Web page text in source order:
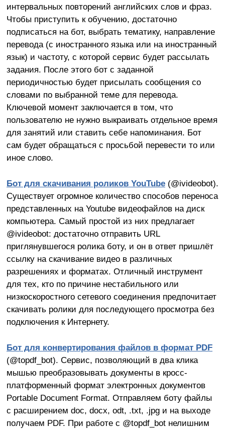
интервальных повторений английских слов и фраз.
Чтобы приступить к обучению, достаточно
подписаться на бот, выбрать тематику, направление
перевода (с иностранного языка или на иностранный
язык) и частоту, с которой сервис будет рассылать
задания. После этого бот с заданной
периодичностью будет присылать сообщения со
словами по выбранной теме для перевода.
Ключевой момент заключается в том, что
пользователю не нужно выкраивать отдельное время
для занятий или ставить себе напоминания. Бот
сам будет обращаться с просьбой перевести то или
иное слово.
Бот для скачивания роликов YouTube (@ivideobot).
Существует огромное количество способов переноса
представленных на Youtube видеофайлов на диск
компьютера. Самый простой из них предлагает
@ivideobot: достаточно отправить URL
приглянувшегося ролика боту, и он в ответ пришлёт
ссылку на скачивание видео в различных
разрешениях и форматах. Отличный инструмент
для тех, кто по причине нестабильного или
низкоскоростного сетевого соединения предпочитает
скачивать ролики для последующего просмотра без
подключения к Интернету.
Бот для конвертирования файлов в формат PDF
(@topdf_bot). Сервис, позволяющий в два клика
мышью преобразовывать документы в кросс-
платформенный формат электронных документов
Portable Document Format. Отправляем боту файлы
с расширением doc, docx, odt, .txt, .jpg и на выходе
получаем PDF. При работе с @topdf_bot нелишним